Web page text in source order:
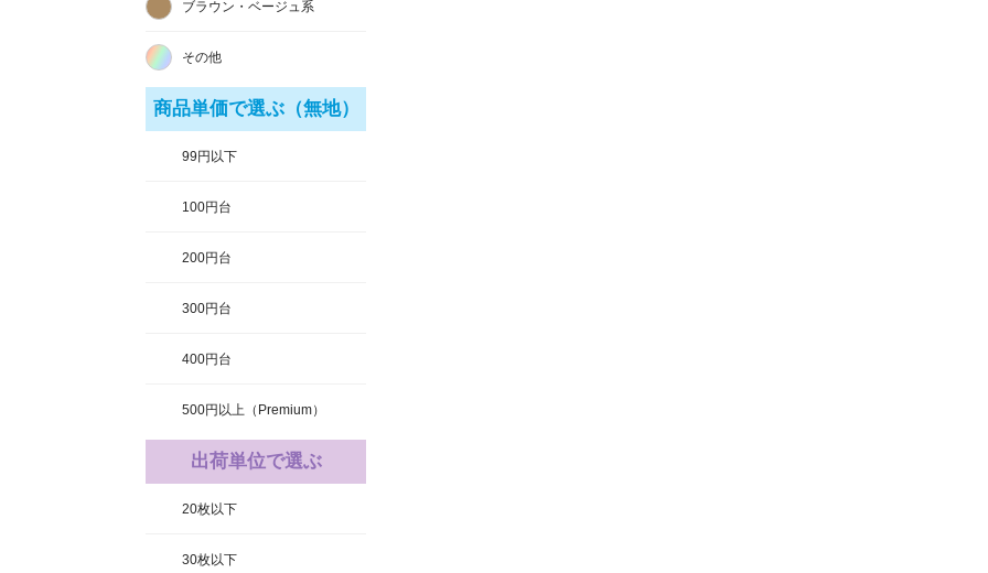
ブラウン・ベージュ系
その他
商品単価で選ぶ（無地）
99円以下
100円台
200円台
300円台
400円台
500円以上（Premium）
出荷単位で選ぶ
20枚以下
30枚以下